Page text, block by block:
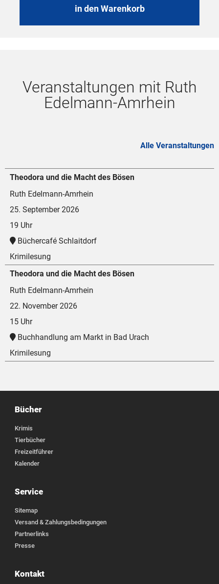
in den Warenkorb
Veranstaltungen mit Ruth
Edelmann-Amrhein
Alle Veranstaltungen
Theodora und die Macht des Bösen
Ruth Edelmann-Amrhein
25. September 2026
19 Uhr
Büchercafé Schlaitdorf
Krimilesung
Theodora und die Macht des Bösen
Ruth Edelmann-Amrhein
22. November 2026
15 Uhr
Buchhandlung am Markt in Bad Urach
Krimilesung
Bücher
Krimis
Tierbücher
Freizeitführer
Kalender
Service
Sitemap
Versand & Zahlungsbedingungen
Partnerlinks
Presse
Kontakt